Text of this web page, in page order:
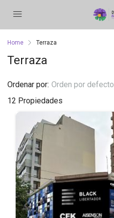
Home Terraza
Terraza
12 Propiedades
Ordenar por: Orden por defecto